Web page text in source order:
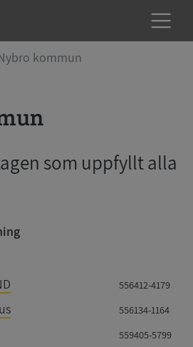
kommun
som uppfyllt alla
556412-4179
556134-1164
559405-5799